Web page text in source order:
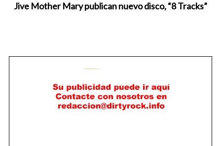
Jive Mother Mary publican nuevo disco, “8 Tracks”